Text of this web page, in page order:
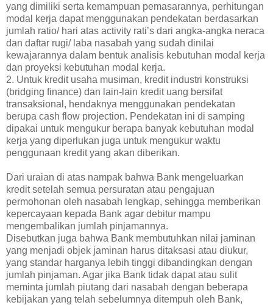
yang dimiliki serta kemampuan pemasarannya, perhitungan
modal kerja dapat menggunakan pendekatan berdasarkan
jumlah ratio/ hari atas activity rati’s dari angka-angka neraca
dan daftar rugi/ laba nasabah yang sudah dinilai
kewajarannya dalam bentuk analisis kebutuhan modal kerja
dan proyeksi kebutuhan modal kerja.
2. Untuk kredit usaha musiman, kredit industri konstruksi
(bridging finance) dan lain-lain kredit uang bersifat
transaksional, hendaknya menggunakan pendekatan
berupa cash flow projection. Pendekatan ini di samping
dipakai untuk mengukur berapa banyak kebutuhan modal
kerja yang diperlukan juga untuk mengukur waktu
penggunaan kredit yang akan diberikan.
Dari uraian di atas nampak bahwa Bank mengeluarkan
kredit setelah semua persuratan atau pengajuan
permohonan oleh nasabah lengkap, sehingga memberikan
kepercayaan kepada Bank agar debitur mampu
mengembalikan jumlah pinjamannya.
Disebutkan juga bahwa Bank membutuhkan nilai jaminan
yang menjadi objek jaminan harus ditaksasi atau diukur,
yang standar harganya lebih tinggi dibandingkan dengan
jumlah pinjaman. Agar jika Bank tidak dapat atau sulit
meminta jumlah piutang dari nasabah dengan beberapa
kebijakan yang telah sebelumnya ditempuh oleh Bank,